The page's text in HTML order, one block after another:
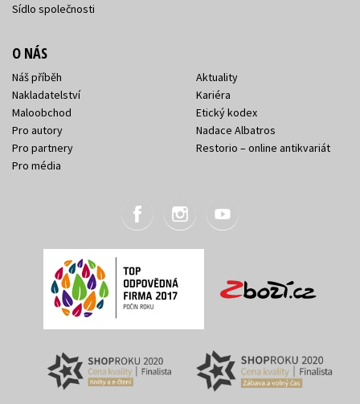
Sídlo společnosti
O NÁS
Náš příběh
Nakladatelství
Maloobchod
Pro autory
Pro partnery
Pro média
Aktuality
Kariéra
Etický kodex
Nadace Albatros
Restorio – online antikvariát